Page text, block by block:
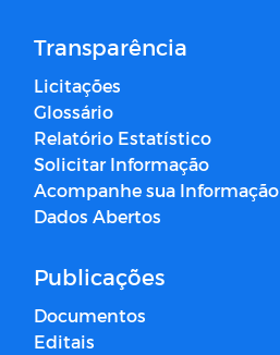
Transparência
Licitações
Glossário
Relatório Estatístico
Solicitar Informação
Acompanhe sua Informação
Dados Abertos
Publicações
Documentos
Editais